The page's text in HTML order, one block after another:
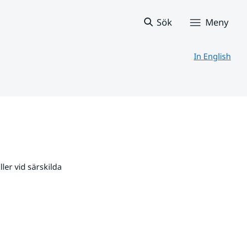
Sök Meny
In English
vid särskilda